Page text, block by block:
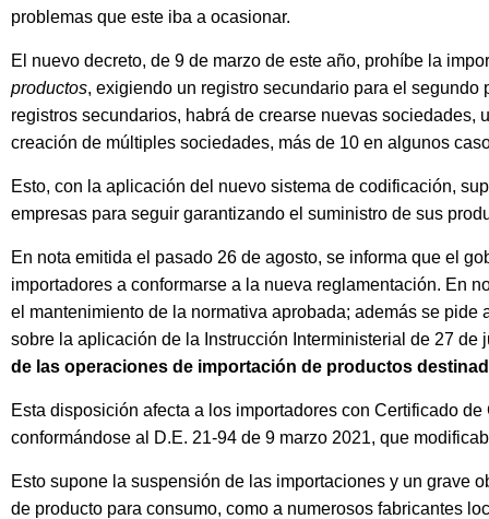
problemas que este iba a ocasionar.
El nuevo decreto, de 9 de marzo de este año, prohíbe la
productos, exigiendo un registro secundario para el segundo
registros secundarios, habrá de crearse nuevas
creación de múltiples sociedades, más de 10 en algunos
Esto, con la aplicación del nuevo sistema de codificación,
empresas para seguir garantizando el suministro de sus
En nota emitida el pasado 26 de agosto, se informa que el
importadores a conformarse a la nueva reglamentación. En
el mantenimiento de la normativa aprobada; además se
sobre la aplicación de la Instrucción Interministerial de 27
de las operaciones de importación de productos
Esta disposición afecta a los importadores con Certificado
conformándose al D.E. 21-94 de 9 marzo 2021, que
Esto supone la suspensión de las importaciones y un grave
de producto para consumo, como a numerosos fabricantes